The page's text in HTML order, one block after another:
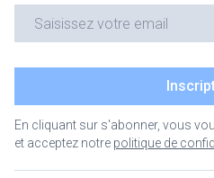
En cliquant sur s'abonner, vous
et acceptez notre politique de